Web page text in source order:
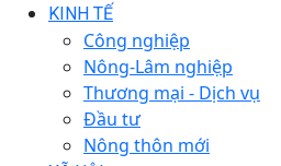
KINH TẾ
Công nghiệp
Nông-Lâm nghiệp
Thương mại - Dịch vụ
Đầu tư
Nông thôn mới